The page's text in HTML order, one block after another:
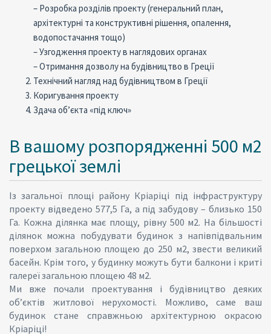
– Розробка розділів проекту (генеральний план,
архітектурні та конструктивні рішення, опалення,
водопостачання тощо)
– Узгодження проекту в наглядових органах
– Отримання дозволу на будівництво в Греції
Технічний нагляд над будівництвом в Греції
Коригування проекту
Здача об’єкта «під ключ»
В вашому розпорядженні 500 м2
грецької землі
Із загальної площі району Кріаріці під інфраструктуру
проекту відведено 577,5 Га, а під забудову – близько 150
Га. Кожна ділянка має площу, рівну 500 м2. На більшості
ділянок можна побудувати будинок з напівпідвальним
поверхом загальною площею до 250 м2, звести великий
басейн. Крім того, у будинку можуть бути балкони і криті
галереї загальною площею 48 м2.
Ми вже почали проектування і будівництво деяких
об’єктів житлової нерухомості. Можливо, саме ваш
будинок стане справжньою архітектурною окрасою
Кріаріці!